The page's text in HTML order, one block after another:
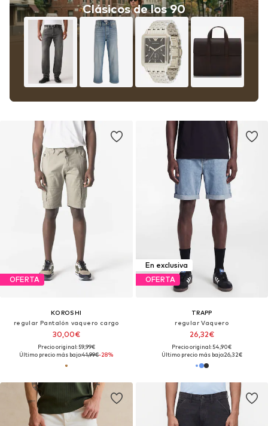
Clásicos de los 90
OFERTA
KOROSHI
regular Pantalón vaquero cargo
30,00€
Precio original: 59,99€
Último precio más bajo:41,99€-28%
En exclusiva
OFERTA
TRAPP
regular Vaquero
26,32€
Precio original: 54,90€
Último precio más bajo:26,32€